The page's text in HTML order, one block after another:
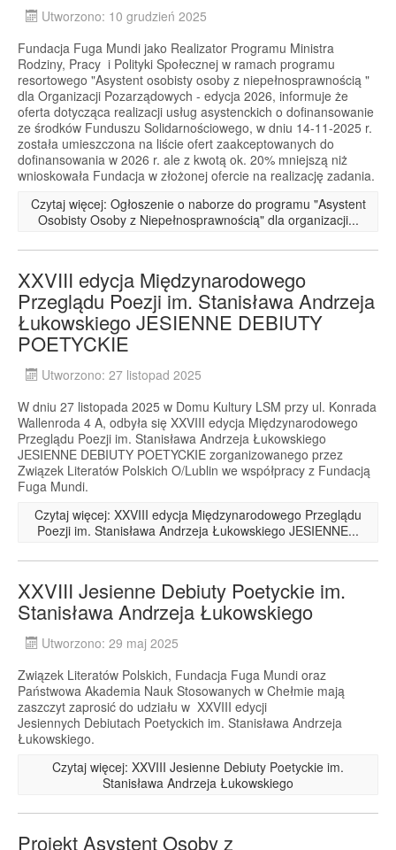
Utworzono: 10 grudzień 2025
Fundacja Fuga Mundi jako Realizator Programu Ministra
Rodziny, Pracy i Polityki Społecznej w ramach programu
resortowego "Asystent osobisty osoby z niepełnosprawnością "
dla Organizacji Pozarządowych - edycja 2026, informuje że
oferta dotycząca realizacji usług asystenckich o dofinansowanie
ze środków Funduszu Solidarnościowego, w dniu 14-11-2025 r.
została umieszczona na liście ofert zaakceptowanych do
dofinansowania w 2026 r. ale z kwotą ok. 20% mniejszą niż
wnioskowała Fundacja w złożonej ofercie na realizację zadania.
Czytaj więcej: Ogłoszenie o naborze do programu "Asystent
Osobisty Osoby z Niepełnosprawnością" dla organizacji...
XXVIII edycja Międzynarodowego
Przeglądu Poezji im. Stanisława Andrzeja
Łukowskiego JESIENNE DEBIUTY
POETYCKIE
Utworzono: 27 listopad 2025
W dniu 27 listopada 2025 w Domu Kultury LSM przy ul. Konrada
Wallenroda 4 A, odbyła się XXVIII edycja Międzynarodowego
Przeglądu Poezji im. Stanisława Andrzeja Łukowskiego
JESIENNE DEBIUTY POETYCKIE zorganizowanego przez
Związek Literatów Polskich O/Lublin we współpracy z Fundacją
Fuga Mundi.
Czytaj więcej: XXVIII edycja Międzynarodowego Przeglądu
Poezji im. Stanisława Andrzeja Łukowskiego JESIENNE...
XXVIII Jesienne Debiuty Poetyckie im.
Stanisława Andrzeja Łukowskiego
Utworzono: 29 maj 2025
Związek Literatów Polskich, Fundacja Fuga Mundi oraz
Państwowa Akademia Nauk Stosowanych w Chełmie mają
zaszczyt zaprosić do udziału w XXVIII edycji
Jesiennych Debiutach Poetyckich im. Stanisława Andrzeja
Łukowskiego.
Czytaj więcej: XXVIII Jesienne Debiuty Poetyckie im.
Stanisława Andrzeja Łukowskiego
Projekt Asystent Osoby z